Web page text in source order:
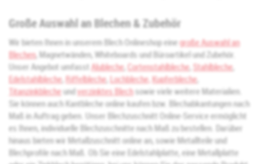
Große Auswahl an Blechen & Zubehör
Wir bieten Ihnen in unserem Blech Onlineshop einegroße Auswahl an
Blechen, Magnetwänden, Whiteboards und Büroartikel und Zubehör.
Unser Angebot umfasst Alubleche, Cortenstahlbleche, Stahlbleche,
Edelstahlbleche, Riffelbleche, Lochbleche, Kupferbleche,
Titanzinkblecheundverzinktes Blechsowie viele weitere Materialien.
Sie können auch Kantbleche online kaufen bzw. Blechabkantungen nach
Maß in Auftrag geben. Unser Blechzuschnitt Online-Service ermöglicht
es Ihnen, individuelle Blechzuschnitte nach Maß zu bestellen. Darüber
hinaus bieten wir Metallzuschnitt online an, sowie Metallteile und
Blechprofile nach Maß. Ob Sie eine Edelstahlplatte, eine Metallplatte